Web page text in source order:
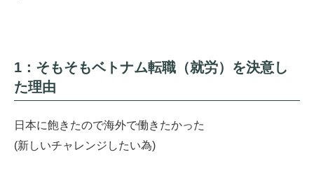
1：そもそもベトナム転職（就労）を決意し
た理由
日本に飽きたので海外で働きたかった
(新しいチャレンジしたい為)